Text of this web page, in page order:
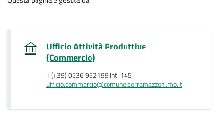
Ufficio Attività Produttive
(Commercio)
T (+39) 0536 952199 Int. 145
ufficio.commercio@comune.serramazzoni.mo.it